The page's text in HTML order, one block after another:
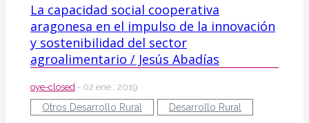
La capacidad social cooperativa
aragonesa en el impulso de la innovación
y sostenibilidad del sector
agroalimentario / Jesús Abadías
oye-closed - 02 ene., 2019
Otros Desarrollo Rural Desarrollo Rural